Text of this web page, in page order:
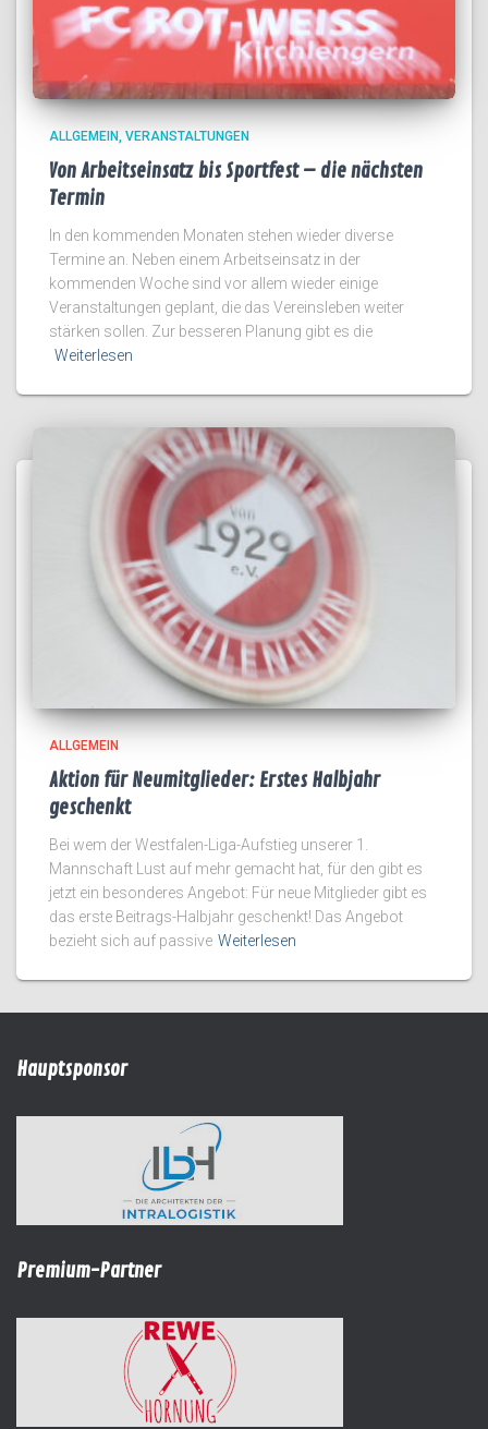
ALLGEMEIN VERANSTALTUNGEN
Von Arbeitseinsatz bis Sportfest – die nächsten
Termin
In den kommenden Monaten stehen wieder diverse
Termine an. Neben einem Arbeitseinsatz in der
kommenden Woche sind vor allem wieder einige
Veranstaltungen geplant, die das Vereinsleben weiter
stärken sollen. Zur besseren Planung gibt es die
Weiterlesen
ALLGEMEIN
Aktion für Neumitglieder: Erstes Halbjahr
geschenkt
Bei wem der Westfalen-Liga-Aufstieg unserer 1.
Mannschaft Lust auf mehr gemacht hat, für den gibt es
jetzt ein besonderes Angebot: Für neue Mitglieder gibt es
das erste Beitrags-Halbjahr geschenkt! Das Angebot
bezieht sich auf passive Weiterlesen
Hauptsponsor
Premium-Partner